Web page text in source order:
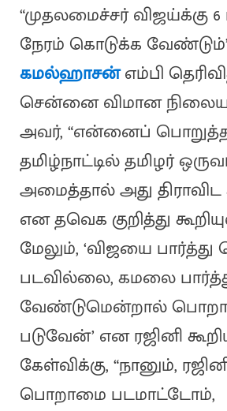
“முதலமைச்சர் விஜய்க்கு
நேரம் கொடுக்க
கமல்ஹாசன்எம்பி
சென்னை விமான
அவர், “என்னைப்
தமிழ்நாட்டில் தமிழர்
அமைத்தால் அது திராவிட
என தவெக குறித்து
மேலும், ‘விஜயை
படவில்லை, கமலை
வேண்டுமென்றால்
படுவேன்’ என ரஜினி
கேள்விக்கு, “நானும்,
பொறாமை படமாட்டோம்,